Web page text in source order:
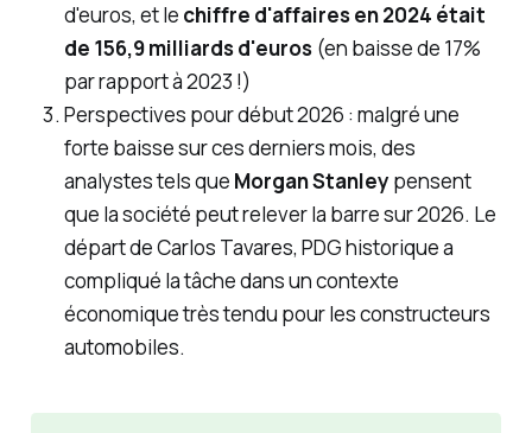
d'euros, et le chiffre d'affaires en 2024 était
de 156,9 milliards d'euros(en baisse de 17%
par rapport à 2023 !)
Perspectives pour début 2026 : malgré une
forte baisse sur ces derniers mois, des
analystes tels que Morgan Stanley pensent
que la société peut relever la barre sur 2026. Le
départ de Carlos Tavares, PDG historique a
compliqué la tâche dans un contexte
économique très tendu pour les constructeurs
automobiles.